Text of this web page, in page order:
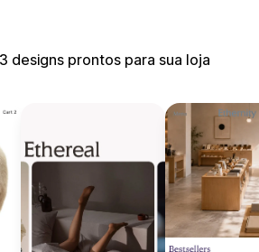
designs prontos para sua loja